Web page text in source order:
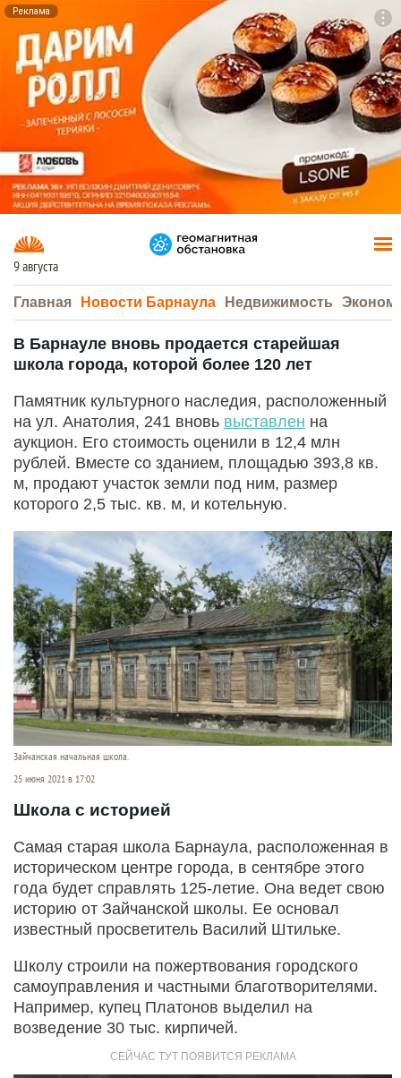
Реклама
9 августа
Главная Новости Барнаула Недвижимость
В Барнауле вновь продается старейшая
школа города, которой более 120 лет
Памятник культурного наследия, расположенный
на ул. Анатолия, 241 вновь выставлен на
аукцион. Его стоимость оценили в 12,4 млн
рублей. Вместе со зданием, площадью 393,8 кв.
м, продают участок земли под ним, размер
которого 2,5 тыс. кв. м, и котельную.
Зайчанская начальная школа.
25 июня 2021 в 17:02
Школа с историей
Самая старая школа Барнаула, расположенная в
историческом центре города, в сентябре этого
года будет справлять 125-летие. Она ведет свою
историю от Зайчанской школы. Ее основал
известный просветитель Василий Штильке.
Школу строили на пожертвования городского
самоуправления и частными благотворителями.
Например, купец Платонов выделил на
возведение 30 тыс. кирпичей.